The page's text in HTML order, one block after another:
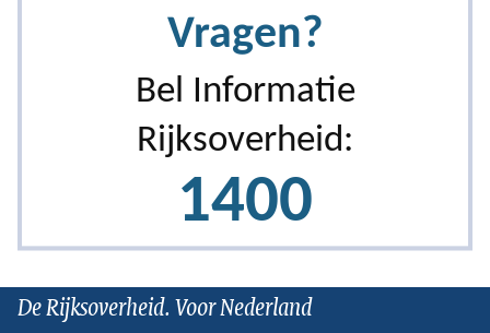
De Rijksoverheid. Voor Nederland